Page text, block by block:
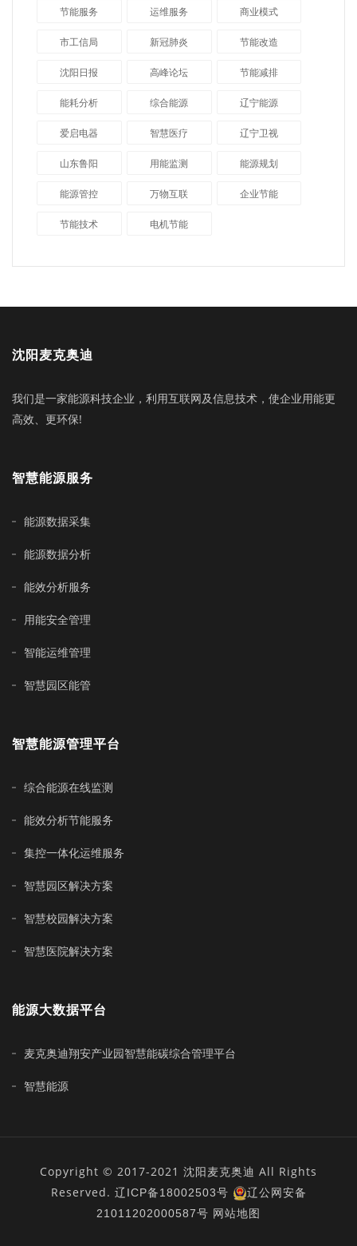
节能服务 运维服务 商业模式
市工信局 新冠肺炎 节能改造
沈阳日报 高峰论坛 节能减排
能耗分析 综合能源 辽宁能源
爱启电器 智慧医疗 辽宁卫视
山东鲁阳 用能监测 能源规划
能源管控 万物互联 企业节能
节能技术 电机节能
沈阳麦克奥迪
我们是一家能源科技企业，利用互联网及信息技术，使企业用能更
高效、更环保!
智慧能源服务
能源数据采集
能源数据分析
能效分析服务
用能安全管理
智能运维管理
智慧园区能管
智慧能源管理平台
综合能源在线监测
能效分析节能服务
集控一体化运维服务
智慧园区解决方案
智慧校园解决方案
智慧医院解决方案
能源大数据平台
麦克奥迪翔安产业园智慧能碳综合管理平台
智慧能源
Copyright © 2017-2021 沈阳麦克奥迪 All Rights
Reserved. 辽ICP备18002503号
辽公网安备
21011202000587号 网站地图